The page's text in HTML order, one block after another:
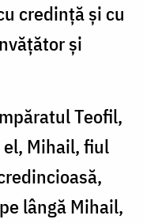
credință și cu
și
Teofil,
Mihail, fiul
lângă Mihail,